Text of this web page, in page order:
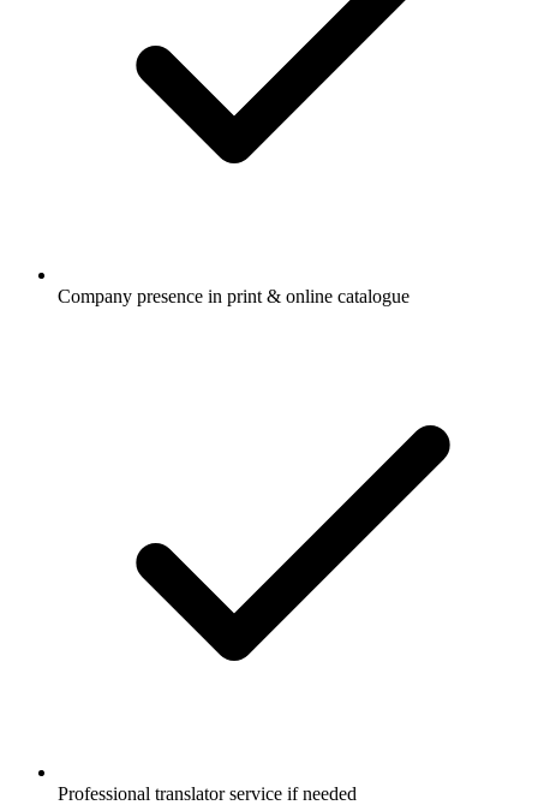
Company presence in print & online catalogue
Professional translator service if needed